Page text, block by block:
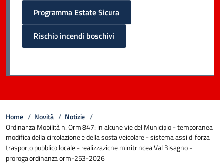
Programma Estate Sicura
Rischio incendi boschivi
Home / Novità / Notizie /
Ordinanza Mobilità n. Orm 847: in alcune vie del Municipio - temporanea
modifica della circolazione e della sosta veicolare - sistema assi di forza
trasporto pubblico locale - realizzazione minitrincea Val Bisagno -
proroga ordinanza orm-253-2026